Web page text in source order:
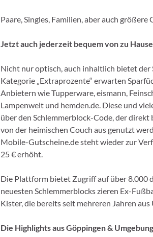
Paare, Singles, Familien, aber auch größere
Jetzt auch jederzeit bequem von zu
Nicht nur optisch, auch inhaltlich bietet
Kategorie „Extraprozente“ erwarten
Anbietern wie Tupperware, eismann,
Lampenwelt und hemden.de. Diese und
über den Schlemmerblock-Code, der direkt
von der heimischen Couch aus genutzt
Mobile-Gutscheine.de steht wieder zur
25 € erhöht.
Die Plattform bietet Zugriff auf über 8.000
neuesten Schlemmerblocks zieren Ex-
Kister, die bereits seit mehreren Jahren
Die Highlights aus Göppingen &